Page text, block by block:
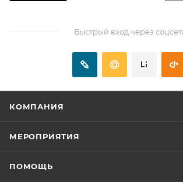
Быстрый вход через
КОМПАНИЯ
МЕРОПРИЯТИЯ
ПОМОЩЬ